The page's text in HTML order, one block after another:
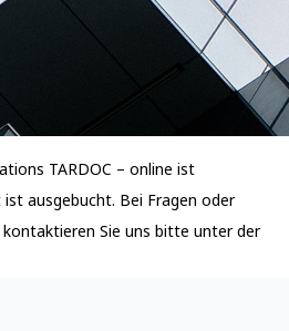
TARDOC – online ist
ausgebucht. Bei Fragen oder
Sie uns bitte unter der